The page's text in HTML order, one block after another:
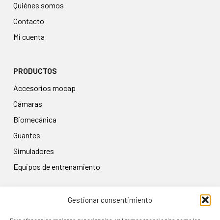
Gestionar consentimiento
Quiénes somos
Contacto
Mi cuenta
PRODUCTOS
accesorios mocap
cámaras
biomecánica
guantes
simuladores
equipos de entrenamiento
Aviso legal